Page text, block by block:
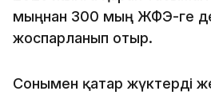
мыңнан 300 мың ЖФЭ-ге
жоспарланып отыр.
Сонымен қатар жүктерді